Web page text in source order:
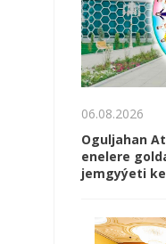
06.08.2026
Oguljahan
enelere
jemgyýeti